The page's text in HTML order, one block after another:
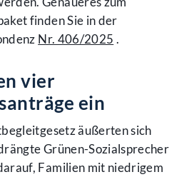
finden Sie in der
Nr. 406/2025 .
vier
ein
äußerten sich
Grünen-Sozialsprecher
Familien mit niedrigem